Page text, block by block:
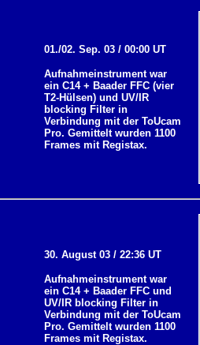
01./02. Sep. 03 / 00:00 UT
Aufnahmeinstrument war
ein C14 + Baader FFC (vier
T2-Hülsen) und UV/IR
blocking Filter in
Verbindung mit der ToUcam
Pro. Gemittelt wurden 1100
Frames mit Registax.
30. August 03 / 22:36 UT
Aufnahmeinstrument war
ein C14 + Baader FFC und
UV/IR blocking Filter in
Verbindung mit der ToUcam
Pro. Gemittelt wurden 1100
Frames mit Registax.